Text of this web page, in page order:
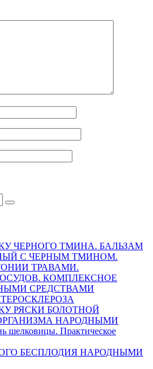
ЧЕРНОГО ТМИНА. БАЛЬЗАМ
С ЧЕРНЫМ ТМИНОМ.
ТРАВАМИ.
КОМПЛЕКСНОЕ
СРЕДСТВАМИ
РЯСКИ БОЛОТНОЙ
НАРОДНЫМИ
Практическое
БЕСПЛОДИЯ НАРОДНЫМИ